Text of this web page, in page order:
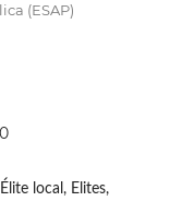
(ESAP)
local, Elites,